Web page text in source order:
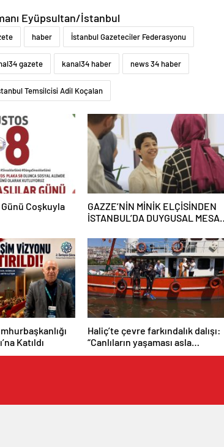
Eyüpsultan/İstanbul
haber İstanbul Gazeteciler Federasyonu
gazete kanal34 haber news 34 haber
Temsilcisi Adil Koçalan
Coşkuyla
GAZZE’NİN MİNİK ELÇİSİNDEN
İSTANBUL’DA DUYGUSAL MESAJ:
Katıldı
Haliç’te çevre farkındalık dalışı:
“Canlıların yaşaması asla
mümkün değil”